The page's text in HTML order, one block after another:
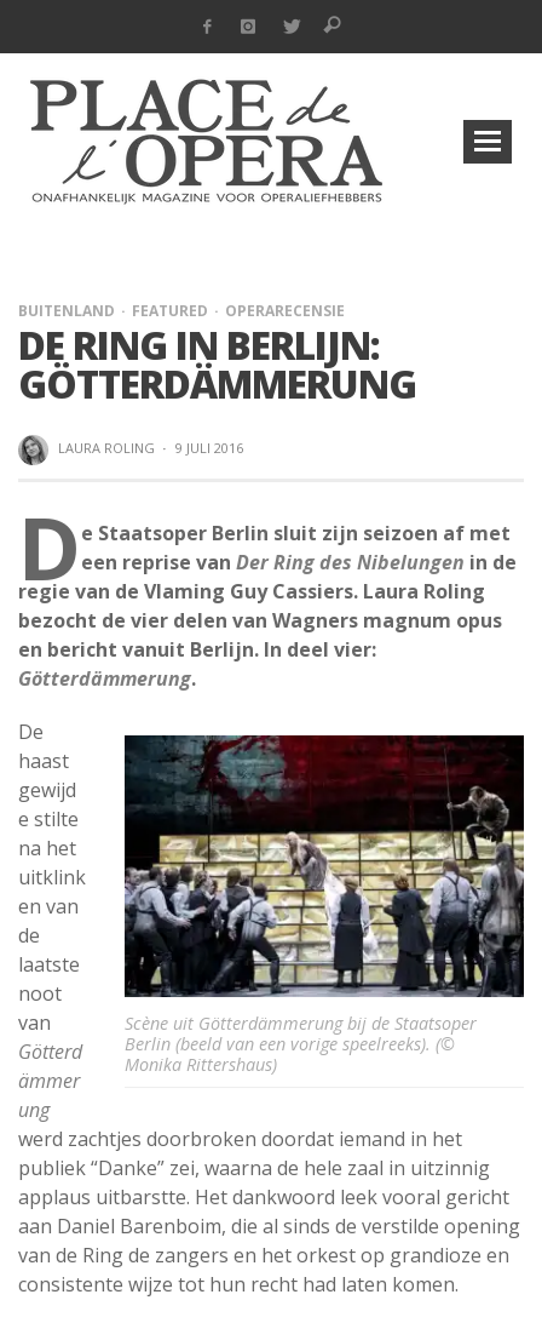
BUITENLAND FEATURED OPERARECENSIE
DE RING IN BERLIJN:
GÖTTERDÄMMERUNG
LAURA ROLING · 9 JULI 2016
D e Staatsoper Berlin sluit zijn seizoen af met
een reprise van Der Ring des Nibelungen in de
regie van de Vlaming Guy Cassiers. Laura Roling
bezocht de vier delen van Wagners magnum opus
en bericht vanuit Berlijn. In deel vier:
Götterdämmerung.
Scène uit Götterdämmerung bij de Staatsoper
Berlin (beeld van een vorige speelreeks). (©
Monika Rittershaus)
De
haast
gewijd
e stilte
na het
uitklink
en van
de
laatste
noot
van
Götterd
ämmer
ung
werd zachtjes doorbroken doordat iemand in het
publiek “Danke” zei, waarna de hele zaal in uitzinnig
applaus uitbarstte. Het dankwoord leek vooral gericht
aan Daniel Barenboim, die al sinds de verstilde opening
van de Ring de zangers en het orkest op grandioze en
consistente wijze tot hun recht had laten komen.